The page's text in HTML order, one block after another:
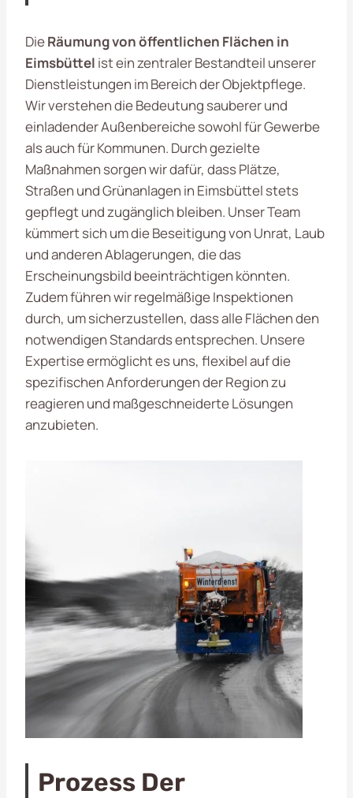
DieRäumung von öffentlichen Flächen in
Eimsbüttel ist ein zentraler Bestandteil unserer
Dienstleistungen im Bereich der Objektpflege.
Wir verstehen die Bedeutung sauberer und
einladender Außenbereiche sowohl für Gewerbe
als auch für Kommunen. Durch gezielte
Maßnahmen sorgen wir dafür, dass Plätze,
Straßen und Grünanlagen in Eimsbüttel stets
gepflegt und zugänglich bleiben. Unser Team
kümmert sich um die Beseitigung von Unrat, Laub
und anderen Ablagerungen, die das
Erscheinungsbild beeinträchtigen könnten.
Zudem führen wir regelmäßige Inspektionen
durch, um sicherzustellen, dass alle Flächen den
notwendigen Standards entsprechen. Unsere
Expertise ermöglicht es uns, flexibel auf die
spezifischen Anforderungen der Region zu
reagieren und maßgeschneiderte Lösungen
anzubieten.
Prozess Der